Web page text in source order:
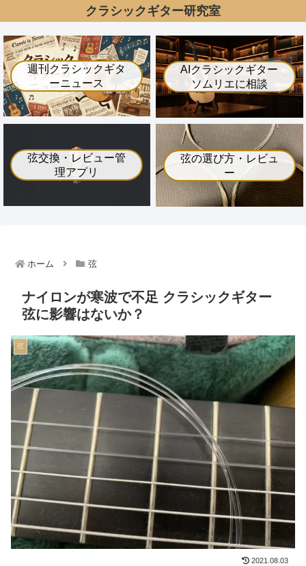
クラシックギター研究室
週刊クラシックギタ
ーニュース
AIクラシックギター
ソムリエに相談
弦交換・レビュー管
理アプリ
弦の選び方・レビュ
ー
ホーム 弦
ナイロンが寒波で不足 クラシックギター
弦に影響はないか？
弦
2021.08.03